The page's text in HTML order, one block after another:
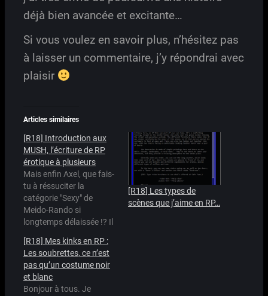
déjà bien avancée et excitante…
Si vous voulez en savoir plus, n’hésitez pas
à laisser un commentaire, j’y répondrai avec
plaisir
Articles similaires
[R18] Introduction aux
MUSH, l’écriture de RP
érotique à plusieurs
Mais enfin Axel, que fais-
tu à réssuciter la
catégorie "Sexy" de
Meido-Rando si
longtemps délaissée !? Il
ça, j'ai posté les billets
qui vont suivre sur un
site qui s'appelle FetLife.
Il s'agit d'un réseau
social sur les fétiches
[R18] Les types de
scènes que j’aime en RP…
[R18] Mes kinks en RP :
Les soubrettes, ce n’est
pas qu’un costume noir
et blanc
Bonjour à tous. Je